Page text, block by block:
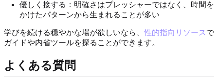
優しく接する：明確さはプレッシャーではなく、時間を
かけたパターンから生まれることが多い
学びを続ける穏やかな場が欲しいなら、性的指向リソース で
ガイドや内省ツールを探ることができます。
よくある質問